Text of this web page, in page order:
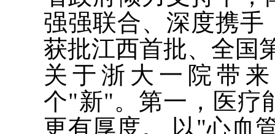
强强联合、深度携手
获批江西首批、全国
关于浙大一院带
个"新"。第一，医疗
更有厚度。 以"心血